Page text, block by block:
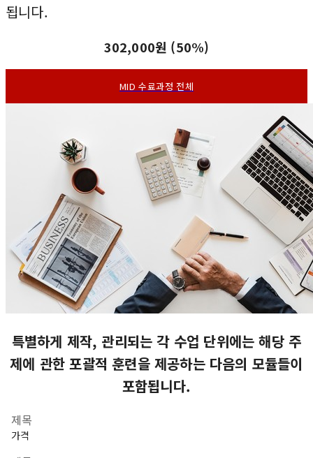
됩니다.
302,000원 (50%)
MID 수료과정 전체
특별하게 제작, 관리되는 각 수업 단위에는 해당 주
제에 관한 포괄적 훈련을 제공하는 다음의 모듈들이
포함됩니다.
제목
가격